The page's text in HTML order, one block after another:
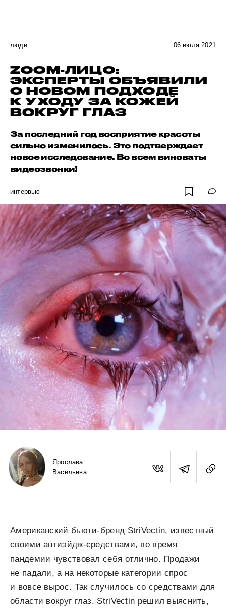
люди 06 июля 2021
ZOOM-ЛИЦО:
ЭКСПЕРТЫ ОБЪЯВИЛИ
О НОВОМ ПОДХОДЕ
К УХОДУ ЗА КОЖЕЙ
ВОКРУГ ГЛАЗ
За последний год восприятие красоты
сильно изменилось. Это подтверждает
новое исследование. Во всем виноваты
видеозвонки!
интервью
Ярослава
Васильева
Американский бьюти-бренд StriVectin, известный
своими антиэйдж-средствами, во время
пандемии чувствовал себя отлично. Продажи
не падали, а на некоторые категории спрос
и вовсе вырос. Так случилось со средствами для
области вокруг глаз. StriVectin решил выяснить,